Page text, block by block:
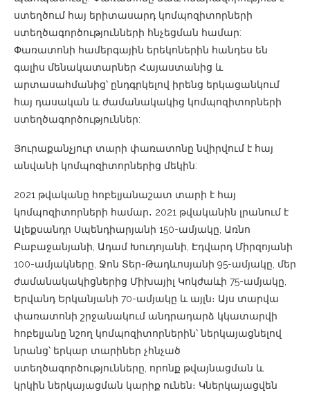
ստեղծում հայ երիտասարդ կոմպոզիտորների
ստեղծագործությունների հնչեցման համար:
Փառատոնի համերգային երեկոներին հանդես են
գալիս մենակատարներ Հայաստանից և
արտասահմանից՝ ընդգրկելով իրենց երկացանկում
հայ դասական և ժամանակակից կոմպոզիտորների
ստեղծագործություններ:
Յուրաքանչյուր տարի փառատոնը նվիրվում է հայ
անվանի կոմպոզիտորներից մեկին:
2021 թվականը հոբելյանաշատ տարի է հայ
կոմպոզիտորների համար․ 2021 թվականին լրանում է
Ալեքսանդր Սպենդիարյանի 150-ամյակը, Առնո
Բաբաջանյանի, Ադամ Խուդոյանի, Էդվարդ Միրզոյանի
100-ամյակները, Ջոն Տեր-Թադևոսյանի 95-ամյակը, մեր
ժամանակակիցներից Միխայիլ Կոկժաևի 75-ամյակը,
Երվանդ Երկանյանի 70-ամյակը և այլն։ Այս տարվա
փառատոնի շրջանակում անդրադարձ կկատարվի
հոբելյանը նշող կոմպոզիտորներին՝ ներկայացնելով
նրանց՝ երկար տարիներ չհնչած
ստեղծագործությունները, որոնք թվայնացման և
կրկին ներկայացման կարիք ունեն։ Կներկայացվեն